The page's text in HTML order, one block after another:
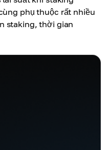
phụ thuộc rất nhiều
staking, thời gian